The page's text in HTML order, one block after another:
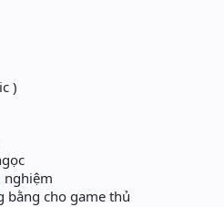
)
nghiệm
bằng cho game thủ